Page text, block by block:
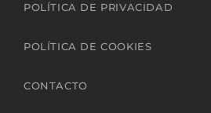
POLÍTICA DE PRIVACIDAD
POLÍTICA DE COOKIES
CONTACTO